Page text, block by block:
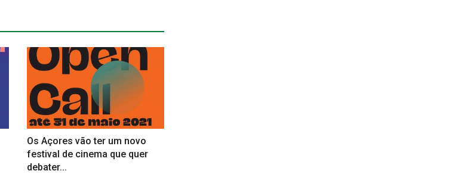
Os Açores vão ter um novo
festival de cinema que quer
debater...